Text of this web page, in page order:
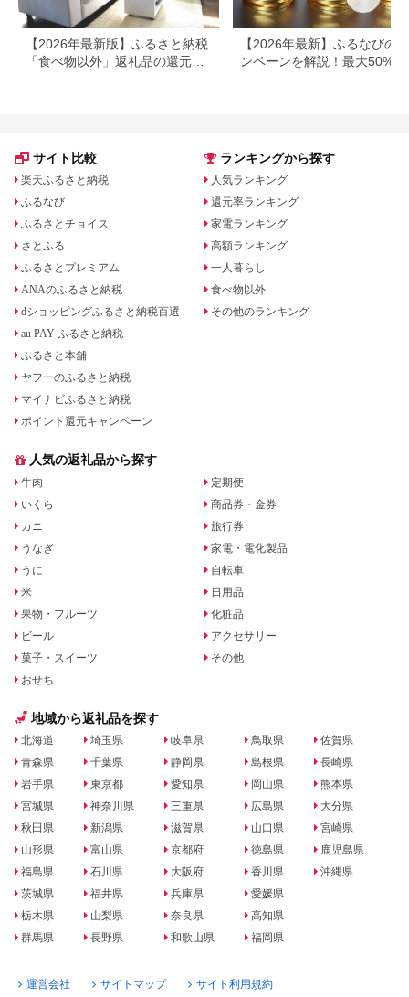
【2026年最新版】ふるさと納税
「食べ物以外」返礼品の還元率
【2026年最新】ふるなびの
ンペーンを解説！最大50%還
サイト比較
楽天ふるさと納税
ふるなび
ふるさとチョイス
さとふる
ふるさとプレミアム
ANAのふるさと納税
dショッピングふるさと納税百選
au PAY ふるさと納税
ふるさと本舗
ヤフーのふるさと納税
マイナビふるさと納税
ポイント還元キャンペーン
ランキングから探す
人気ランキング
還元率ランキング
家電ランキング
高額ランキング
一人暮らし
食べ物以外
その他のランキング
人気の返礼品から探す
牛肉
いくら
カニ
うなぎ
うに
米
果物・フルーツ
ビール
菓子・スイーツ
おせち
定期便
商品券・金券
旅行券
家電・電化製品
自転車
日用品
化粧品
アクセサリー
その他
地域から返礼品を探す
北海道
青森県
岩手県
宮城県
秋田県
山形県
福島県
茨城県
栃木県
群馬県
埼玉県
千葉県
東京都
神奈川県
新潟県
富山県
石川県
福井県
山梨県
長野県
岐阜県
静岡県
愛知県
三重県
滋賀県
京都府
大阪府
兵庫県
奈良県
和歌山県
鳥取県
島根県
岡山県
広島県
山口県
徳島県
香川県
愛媛県
高知県
福岡県
佐賀県
長崎県
熊本県
大分県
宮崎県
鹿児島県
沖縄県
運営会社 サイトマップ サイト利用規約